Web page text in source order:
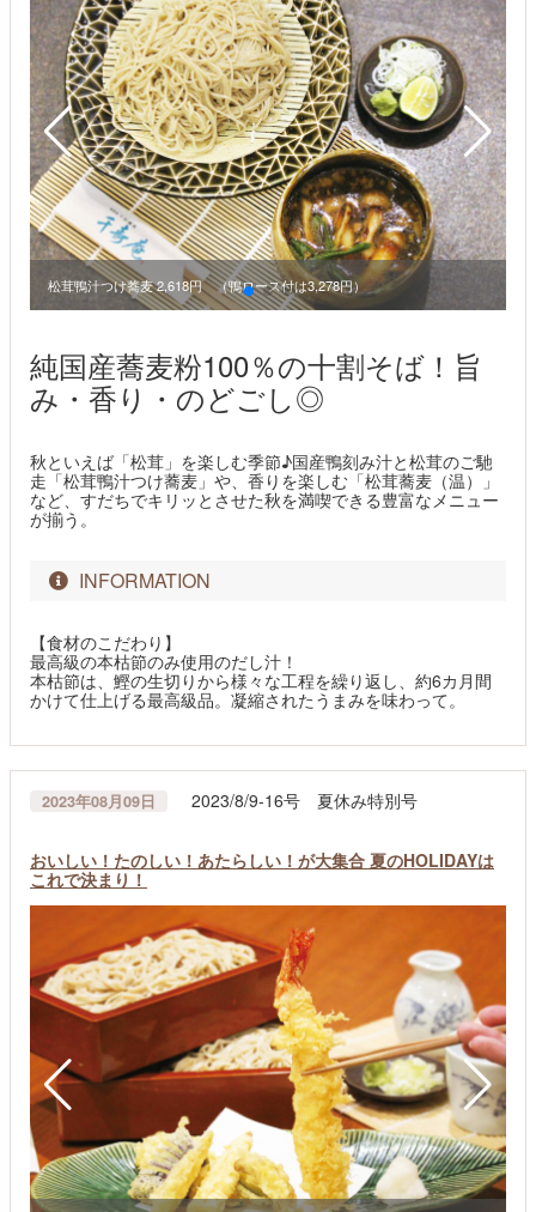
松茸鴨汁つけ蕎麦 2,618円 （鴨ロース付は3,278円）
純国産蕎麦粉100％の十割そば！旨
み・香り・のどごし◎
秋といえば「松茸」を楽しむ季節♪国産鴨刻み汁と松茸のご馳
走「松茸鴨汁つけ蕎麦」や、香りを楽しむ「松茸蕎麦（温）」
など、すだちでキリッとさせた秋を満喫できる豊富なメニュー
が揃う。
INFORMATION
【食材のこだわり】
最高級の本枯節のみ使用のだし汁！
本枯節は、鰹の生切りから様々な工程を繰り返し、約6カ月間
かけて仕上げる最高級品。凝縮されたうまみを味わって。
2023年08月09日 2023/8/9-16号 夏休み特別号
おいしい！たのしい！あたらしい！が大集合 夏のHOLIDAYは
これで決まり！